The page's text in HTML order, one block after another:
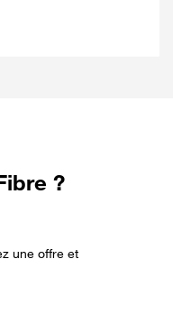
?
une offre et